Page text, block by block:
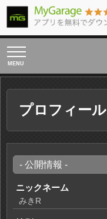
toggle
navigation
プロフィール
- 公開情報 -
ニックネーム
みきR